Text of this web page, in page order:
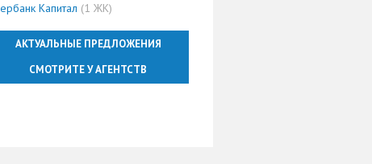
Капитал (1 ЖК)
АКТУАЛЬНЫЕ ПРЕДЛОЖЕНИЯ
СМОТРИТЕ У АГЕНТСТВ